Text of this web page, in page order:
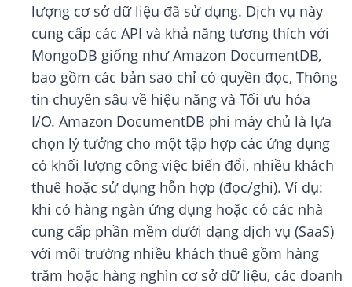
lượng cơ sở dữ liệu đã sử dụng. Dịch vụ này
cung cấp các API và khả năng tương thích với
MongoDB giống như Amazon DocumentDB,
bao gồm các bản sao chỉ có quyền đọc, Thông
tin chuyên sâu về hiệu năng và Tối ưu hóa
I/O. Amazon DocumentDB phi máy chủ là lựa
chọn lý tưởng cho một tập hợp các ứng dụng
có khối lượng công việc biến đổi, nhiều khách
thuê hoặc sử dụng hỗn hợp (đọc/ghi). Ví dụ:
khi có hàng ngàn ứng dụng hoặc có các nhà
cung cấp phần mềm dưới dạng dịch vụ (SaaS)
với môi trường nhiều khách thuê gồm hàng
trăm hoặc hàng nghìn cơ sở dữ liệu, các doanh